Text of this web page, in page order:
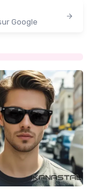
Google